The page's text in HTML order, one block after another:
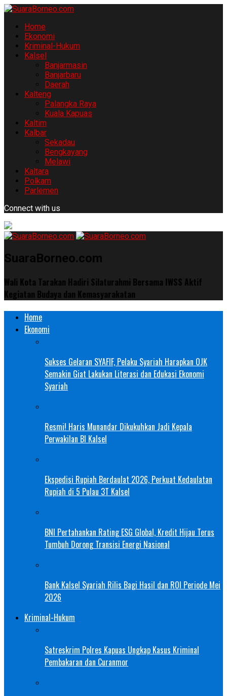
Home
Ekonomi
Kriminal-Hukum
Kalsel
Banjarmasin
Banjarbaru
Daerah
Kalteng
Palangka Raya
Kuala Kapuas
Kaltim
Kalbar
Sekadau
Bengkayang
Melawi
Kaltara
Polkam
Parlemen
Connect with us
SuaraBorneo.com
Wali Kota Tarakan Hadiri Silaturahmi Bersama IWSS Aktif
Kegiatan Budaya dan Kemasyarakatan
Home
Ekonomi
Sukses Gelaran SYAFIF, Pelaku Syariah Harapkan OJK
Semakin Giat Lakukan Literasi dan Edukasi Ekonomi
Syariah
Resmi! Haris Munandar Dikukuhkan Jadi Kepala
Perwakilan BI Kalsel
Ekspedisi Rupiah Berdaulat 2026, Perkuat Kedaulatan
Rupiah di 5 Pulau 3T Kalsel
BNI Pertahankan Rating ESG Global, Kredit Hijau Terus
Tumbuh Dorong Transisi Energi Nasional
Bank Kalsel Syariah Rilis Bagi Hasil dan ROI Periode Mei
2026
Kriminal-Hukum
Satreskrim Polres Kapuas Ungkap Kasus Kriminal
Pembakaran dan Curanmor